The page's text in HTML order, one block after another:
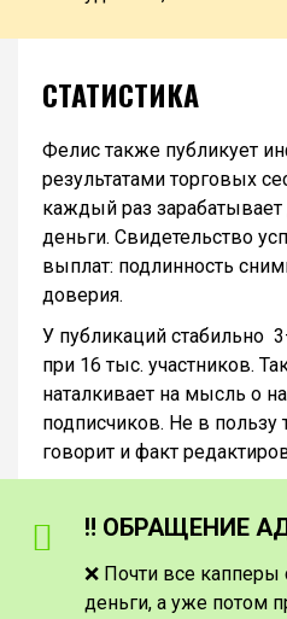
СТАТИСТИКА
Фелис также публикует
результатами торговых
каждый раз
деньги. Свидетельство
выплат: подлинность
доверия.
У публикаций стабильно
при 16 тыс. участников.
наталкивает на мысль о
подписчиков. Не в пользу
говорит и факт
‼️ ОБРАЩЕНИЕ
❌ Почти все капперы
деньги, а уже потом